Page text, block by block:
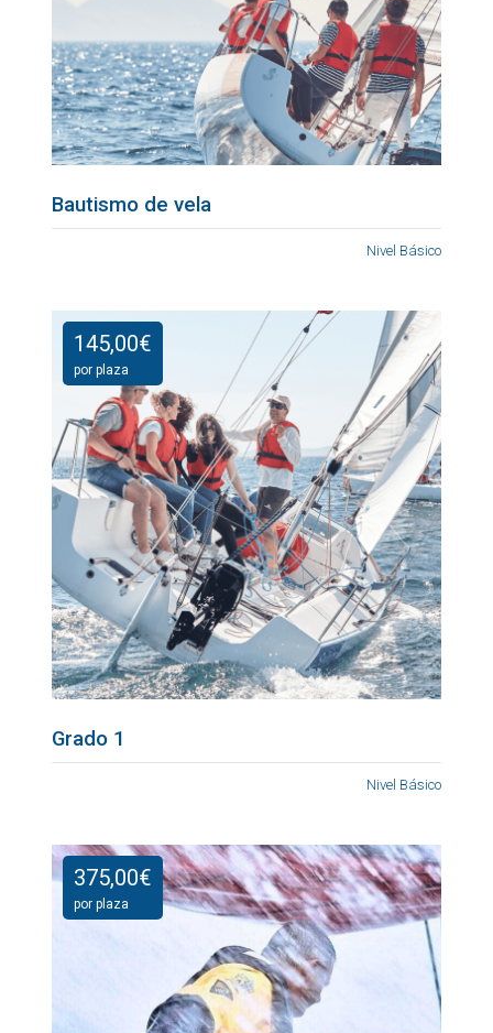
Bautismo de vela
Nivel Básico
145,00€
por plaza
Grado 1
Nivel Básico
375,00€
por plaza